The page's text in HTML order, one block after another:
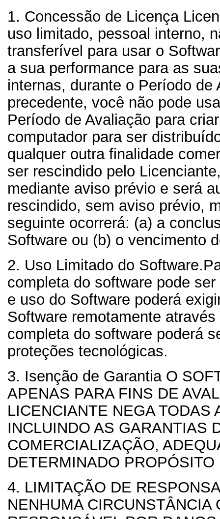
1. Concessão de Licença
uso limitado, pessoal interno,
transferível para usar o
a sua performance para as
internas, durante o Período de
precedente, você não pode
Período de Avaliação para
computador para ser
qualquer outra finalidade
ser rescindido pelo
mediante aviso prévio e será
rescindido, sem aviso prévio,
seguinte ocorrerá: (a) a
Software ou (b) o vencimento
2. Uso Limitado do Software.
completa do software pode
e uso do Software poderá
Software remotamente
completa do software poderá
proteções tecnológicas.
3. Isenção de Garantia O
APENAS PARA FINS DE
LICENCIANTE NEGA TODAS
INCLUINDO AS GARANTIAS
COMERCIALIZAÇÃO,
DETERMINADO
4. LIMITAÇÃO DE
NENHUMA